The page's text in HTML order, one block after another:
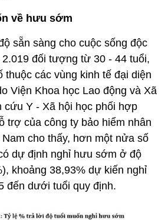
về hưu sớm
sẵn sàng cho cuộc sống độc
2.019 đối tượng từ 30 - 44 tuổi,
thuộc các vùng kinh tế đại diện
Viện Khoa học Lao động và Xã
cứu Y - Xã hội học phối hợp
trợ của công ty bảo hiểm nhân
cho thấy, hơn một nửa số
dự định nghỉ hưu sớm ở độ
khoảng 38,93% dự kiến nghỉ
đến dưới tuổi quy định.